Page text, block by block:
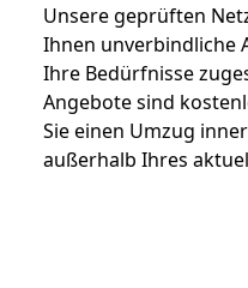
Unsere geprüften
Ihnen unverbindliche
Ihre Bedürfnisse
Angebote sind
Sie einen Umzug
außerhalb Ihres